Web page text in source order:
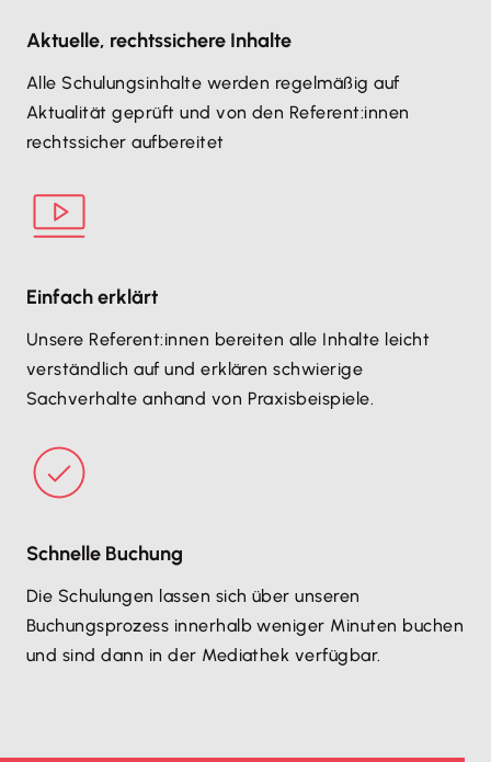
Aktuelle, rechtssichere Inhalte
Alle Schulungsinhalte werden regelmäßig auf
Aktualität geprüft und von den Referent:innen
rechtssicher aufbereitet
Einfach erklärt
Unsere Referent:innen bereiten alle Inhalte leicht
verständlich auf und erklären schwierige
Sachverhalte anhand von Praxisbeispiele.
Schnelle Buchung
Die Schulungen lassen sich über unseren
Buchungsprozess innerhalb weniger Minuten buchen
und sind dann in der Mediathek verfügbar.